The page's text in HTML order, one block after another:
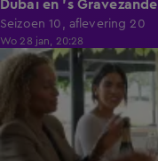
Dubai en 's Gravezande
Seizoen 10, aflevering 20
Wo 28 jan, 20:28
41:57